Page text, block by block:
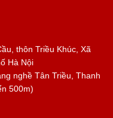
thôn Triều Khúc, Xã
Hà Nội
nghề Tân Triều, Thanh
500m)